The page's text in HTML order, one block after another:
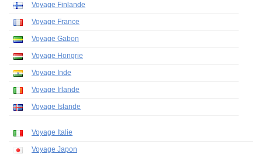
Voyage Finlande
Voyage France
Voyage Gabon
Voyage Hongrie
Voyage Inde
Voyage Irlande
Voyage Islande
Voyage Italie
Voyage Japon